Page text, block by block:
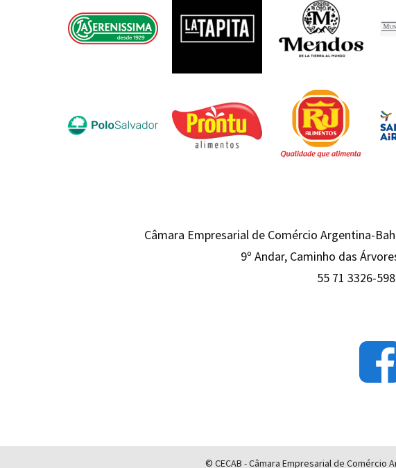
Câmara Empresarial de Comércio Argentina-
9º Andar, Caminho das
55 71 3326-
© CECAB - Câmara Empresarial de